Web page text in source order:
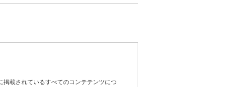
載されているすべてのコンテテンツにつ